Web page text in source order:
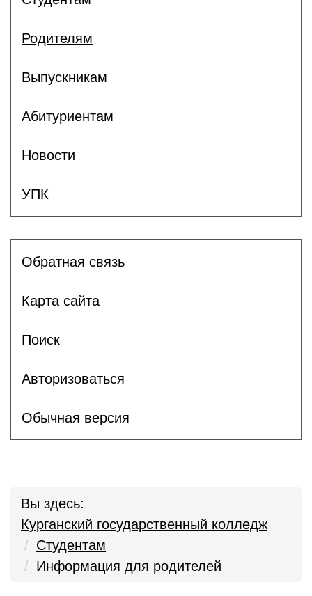
Родителям
Выпускникам
Абитуриентам
Новости
УПК
Обратная связь
Карта сайта
Поиск
Авторизоваться
Обычная версия
Вы здесь:
Курганский государственный колледж
Студентам
Информация для родителей